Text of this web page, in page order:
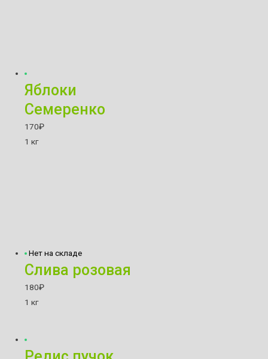
Яблоки
Семеренко
170₽
1 кг
Нет на складе
Слива розовая
180₽
1 кг